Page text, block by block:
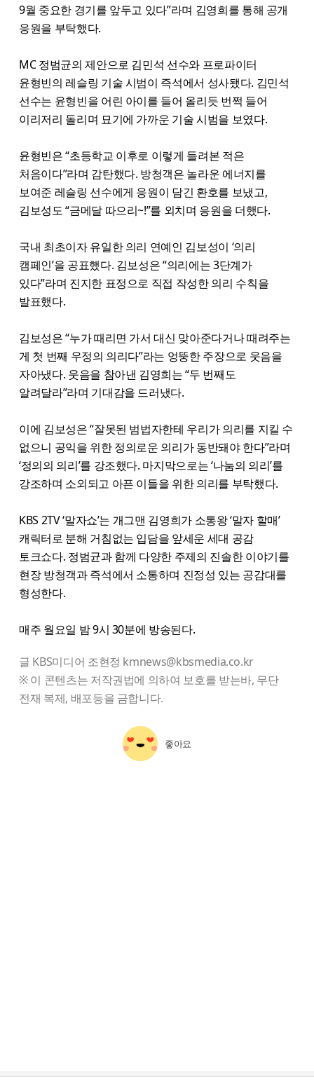
9월 중요한 경기를 앞두고 있다”라며 김영희를 통해 공개
응원을 부탁했다.
MC 정범균의 제안으로 김민석 선수와 프로파이터
윤형빈의 레슬링 기술 시범이 즉석에서 성사됐다. 김민석
선수는 윤형빈을 어린 아이를 들어 올리듯 번쩍 들어
이리저리 돌리며 묘기에 가까운 기술 시범을 보였다.
윤형빈은 “초등학교 이후로 이렇게 들려본 적은
처음이다”라며 감탄했다. 방청객은 놀라운 에너지를
보여준 레슬링 선수에게 응원이 담긴 환호를 보냈고,
김보성도 “금메달 따으리~!”를 외치며 응원을 더했다.
국내 최초이자 유일한 의리 연예인 김보성이 ‘의리
캠페인’을 공표했다. 김보성은 “의리에는 3단계가
있다”라며 진지한 표정으로 직접 작성한 의리 수칙을
발표했다.
김보성은 “누가 때리면 가서 대신 맞아준다거나 때려주는
게 첫 번째 우정의 의리다”라는 엉뚱한 주장으로 웃음을
자아냈다. 웃음을 참아낸 김영희는 “두 번째도
알려달라”라며 기대감을 드러냈다.
이에 김보성은 “잘못된 범법자한테 우리가 의리를 지킬 수
없으니 공익을 위한 정의로운 의리가 동반돼야 한다”라며
‘정의의 의리’를 강조했다. 마지막으로는 ‘나눔의 의리’를
강조하며 소외되고 아픈 이들을 위한 의리를 부탁했다.
KBS 2TV ‘말자쇼’는 개그맨 김영희가 소통왕 ‘말자 할매’
캐릭터로 분해 거침없는 입담을 앞세운 세대 공감
토크쇼다. 정범균과 함께 다양한 주제의 진솔한 이야기를
현장 방청객과 즉석에서 소통하며 진정성 있는 공감대를
형성한다.
매주 월요일 밤 9시 30분에 방송된다.
글 KBS미디어 조현정 kmnews@kbsmedia.co.kr
※ 이 콘텐츠는 저작권법에 의하여 보호를 받는바, 무단
전재 복제, 배포등을 금합니다.
좋아요